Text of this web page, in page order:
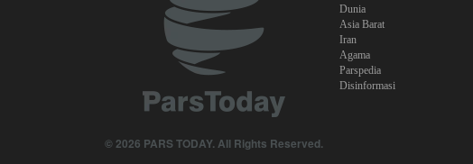
© 2026 PARS TODAY. All Rights Reserved.
Dunia
Asia Barat
Iran
Agama
Parspedia
Disinformasi